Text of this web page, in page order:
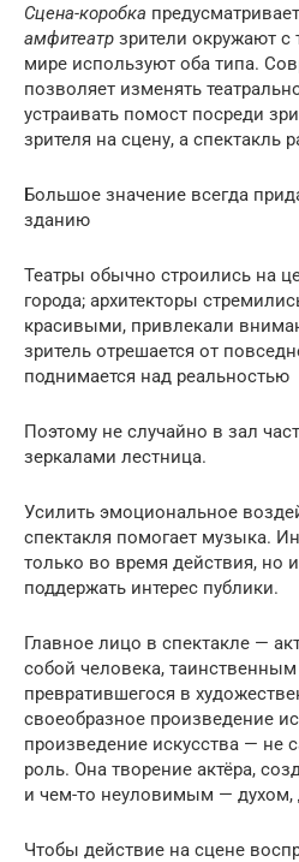
Сцена-коробка
амфитеатр зрители окружают с
мире используют оба типа.
позволяет изменять
устраивать помост посреди
зрителя на сцену, а спектакль
Большое значение всегда
зданию
Театры обычно строились на
города; архитекторы
красивыми, привлекали
зритель отрешается от
поднимается над реальностью
Поэтому не случайно в зал
зеркалами лестница.
Усилить эмоциональное
спектакля помогает музыка.
только во время действия, но
поддержать интерес публики.
Главное лицо в спектакле —
собой человека,
превратившегося в
своеобразное произведение
произведение искусства — не
роль. Она творение актёра,
и чем-то неуловимым — духом,
Чтобы действие на сцене